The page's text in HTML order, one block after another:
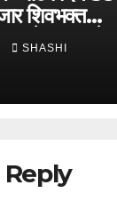
शिवभक्त
लेकर अपने
रवाना
SHASHI
Reply